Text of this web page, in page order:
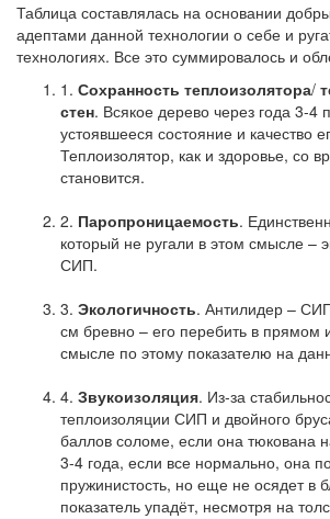
Таблица составлялась на основании
адептами данной технологии о себе и
технологиях. Все это суммировалось и
1. Сохранность теплоизолятора/
стен. Всякое дерево через года 3-4
устоявшееся состояние и качество
Теплоизолятор, как и здоровье, со
становится.
2. Паропроницаемость.
который не ругали в этом смысле –
СИП.
3. Экологичность. Антилидер –
см бревно – его перебить в прямом
смысле по этому показателю на
4. Звукоизоляция. Из-за
теплоизоляции СИП и двойного
баллов соломе, если она тюкована
3-4 года, если все нормально, она
пружинистость, но еще не осядет в
показатель упадёт, несмотря на